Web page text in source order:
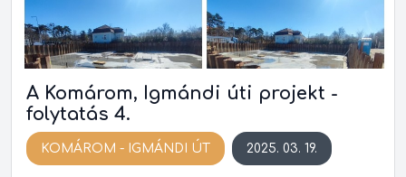
A Komárom, Igmándi úti projekt -
folytatás 4.
KOMÁROM - IGMÁNDI ÚT 2025. 03. 19.